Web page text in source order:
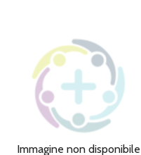
Immagine non disponibile